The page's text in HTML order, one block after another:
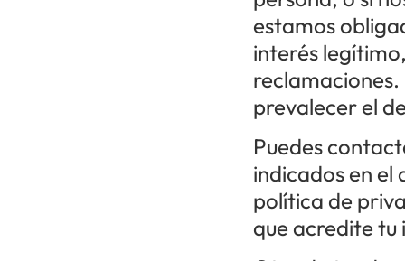
estamos
interés
reclamaciones.
prevalecer el
Puedes
indicados en
política de
que acredite